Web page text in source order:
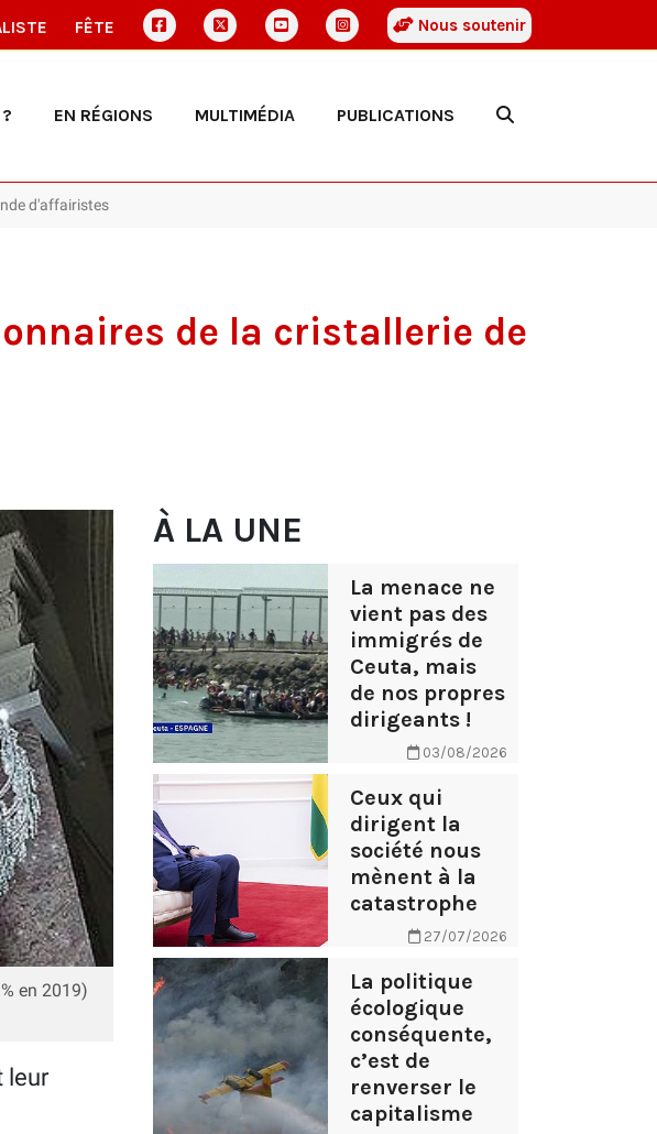
FÊTE Nous soutenir
EN RÉGIONS MULTIMÉDIA PUBLICATIONS
d'affairistes
de la cristallerie de
en 2019)
leur
À LA UNE
La menace ne
vient pas des
immigrés de
Ceuta, mais
de nos propres
dirigeants !
03/08/2026
Ceux qui
dirigent la
société nous
mènent à la
catastrophe
27/07/2026
La politique
écologique
conséquente,
c’est de
renverser le
capitalisme